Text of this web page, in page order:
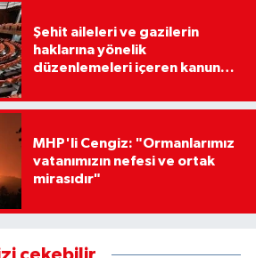
Şehit aileleri ve gazilerin
haklarına yönelik
düzenlemeleri içeren kanun
Komisyonunda
MHP'li Cengiz: "Ormanlarımız
vatanımızın nefesi ve ortak
mirasıdır"